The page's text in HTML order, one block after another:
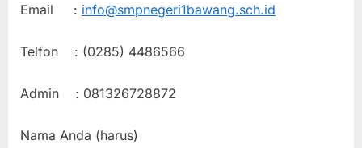
Email : info@smpnegeri1bawang.sch.id
Telfon : (0285) 4486566
Admin : 081326728872
Nama Anda (harus)